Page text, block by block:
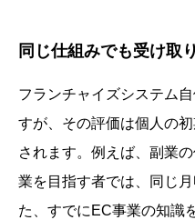
同じ仕組みでも受け取
フランチャイズシステム
すが、その評価は個人の
されます。例えば、副業
業を目指す者では、同じ
た、すでにEC事業の知識